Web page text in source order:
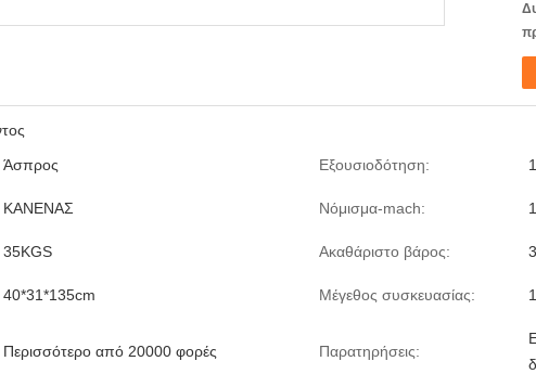
Άσπρος Εξουσιοδότηση:
ΚΑΝΕΝΑΣ Νόμισμα-mach:
35KGS Ακαθάριστο βάρος:
40*31*135cm Μέγεθος συσκευασίας:
Περισσότερο από 20000 φορές Παρατηρήσεις: